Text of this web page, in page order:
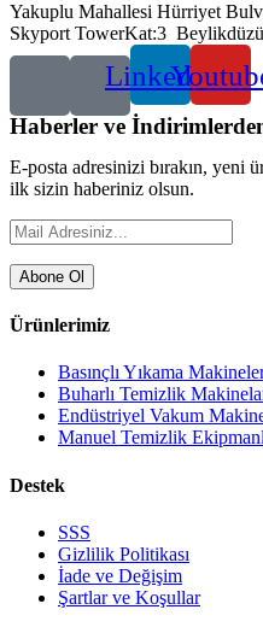
Yakuplu Mahallesi Hürriyet
Skyport TowerKat:3
Linkedin
Haberler ve
E-posta adresinizi bırakın, yeni
ilk sizin haberiniz olsun.
Abone Ol
Ürünlerimiz
Basınçlı Yıkama
Buharlı Temizlik
Endüstriyel Vakum
Manuel Temizlik
Destek
SSS
Gizlilik Politikası
İade ve Değişim
Şartlar ve Koşullar